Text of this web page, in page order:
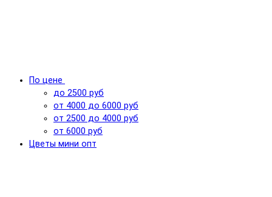
По цене
до 2500 руб
от 4000 до 6000 руб
от 2500 до 4000 руб
от 6000 руб
Цветы мини опт